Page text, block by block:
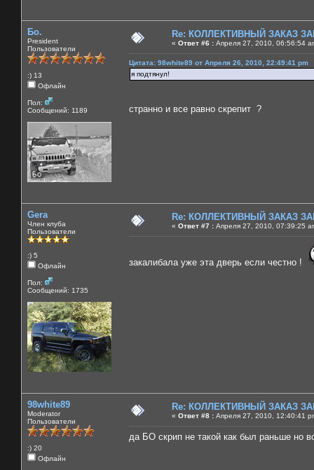
Бо.
President
Пользователи
:) 13
Офлайн
Пол:
Сообщений: 1189
Re: КОЛЛЕКТИВНЫЙ ЗАКАЗ
« Ответ #6 : Апреля 27, 2010, 06:56:54
Цитата: 98white89 от Апреля 26, 2010, 22:49:41 pm
я подтянул!
странно и все равно скрепит ?
Gera
Член клуба
Пользователи
:) 5
Офлайн
Пол:
Сообщений: 1735
Re: КОЛЛЕКТИВНЫЙ ЗАКАЗ
« Ответ #7 : Апреля 27, 2010, 07:39:25
закалибала уже эта дверь если честно !
98white89
Moderator
Пользователи
:) 20
Офлайн
Re: КОЛЛЕКТИВНЫЙ ЗАКАЗ
« Ответ #8 : Апреля 27, 2010, 12:40:41
да БО скрип не такой как был раньше но